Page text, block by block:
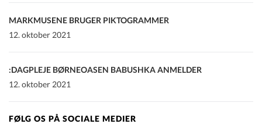
MARKMUSENE BRUGER PIKTOGRAMMER
12. oktober 2021
DAGPLEJE BØRNEOASEN BABUSHKA ANMELDER:
12. oktober 2021
FØLG OS PÅ SOCIALE MEDIER